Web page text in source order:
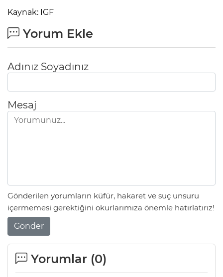
Kaynak: IGF
Yorum Ekle
Adınız Soyadınız
Mesaj
Gönderilen yorumların küfür, hakaret ve suç unsuru
içermemesi gerektiğini okurlarımıza önemle hatırlatırız!
Gönder
Yorumlar (0)